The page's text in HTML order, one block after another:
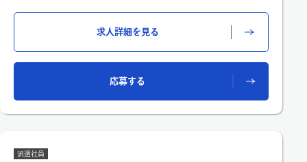
・20代・30代スタッフ活躍中
同世代のスタッフが多く、相談しやすい雰囲気の職場です。
・店内レイアウト、ディスプレイ作成、ストック整理
求人詳細を見る
応募する
派遣社員